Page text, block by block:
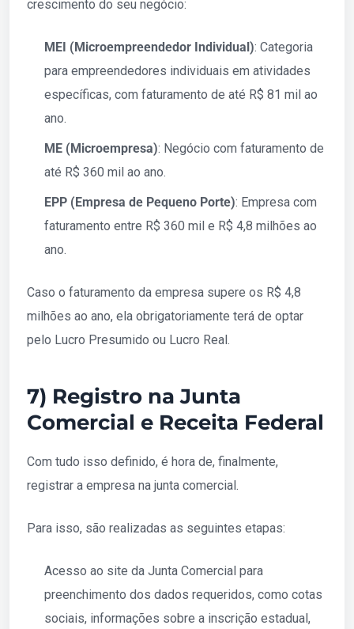
crescimento do seu negócio:
MEI (Microempreendedor Individual): Categoria
para empreendedores individuais em atividades
específicas, com faturamento de até R$ 81 mil ao
ano.
ME (Microempresa): Negócio com faturamento de
até R$ 360 mil ao ano.
EPP (Empresa de Pequeno Porte): Empresa com
faturamento entre R$ 360 mil e R$ 4,8 milhões ao
ano.
Caso o faturamento da empresa supere os R$ 4,8
milhões ao ano, ela obrigatoriamente terá de optar
pelo Lucro Presumido ou Lucro Real.
7) Registro na Junta
Comercial e Receita Federal
Com tudo isso definido, é hora de, finalmente,
registrar a empresa na junta comercial.
Para isso, são realizadas as seguintes etapas:
Acesso ao site da Junta Comercial para
preenchimento dos dados requeridos, como cotas
sociais, informações sobre a inscrição estadual,